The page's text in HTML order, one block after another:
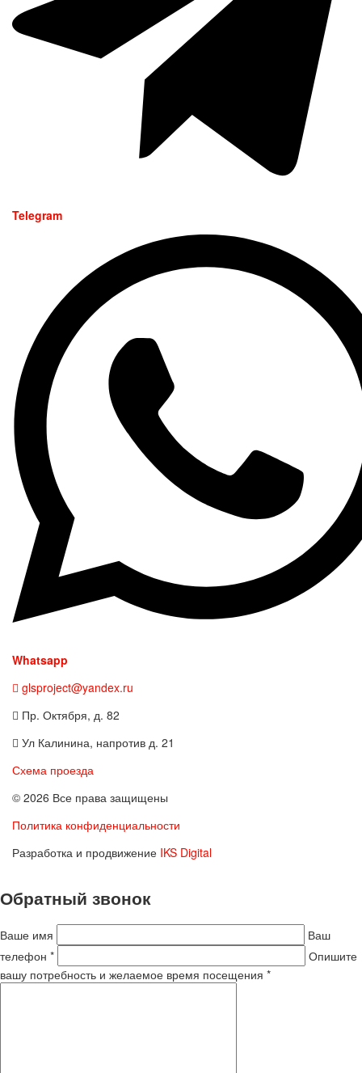
Telegram
Whatsapp
glsproject@yandex.ru
Пр. Октября, д. 82
Ул Калинина, напротив д. 21
Схема проезда
© 2026 Все права защищены
Политика конфиденциальности
Разработка и продвижение IKS Digital
Обратный звонок
Ваше имя
Ваш
телефон *
Опишите
вашу потребность и желаемое время посещения *